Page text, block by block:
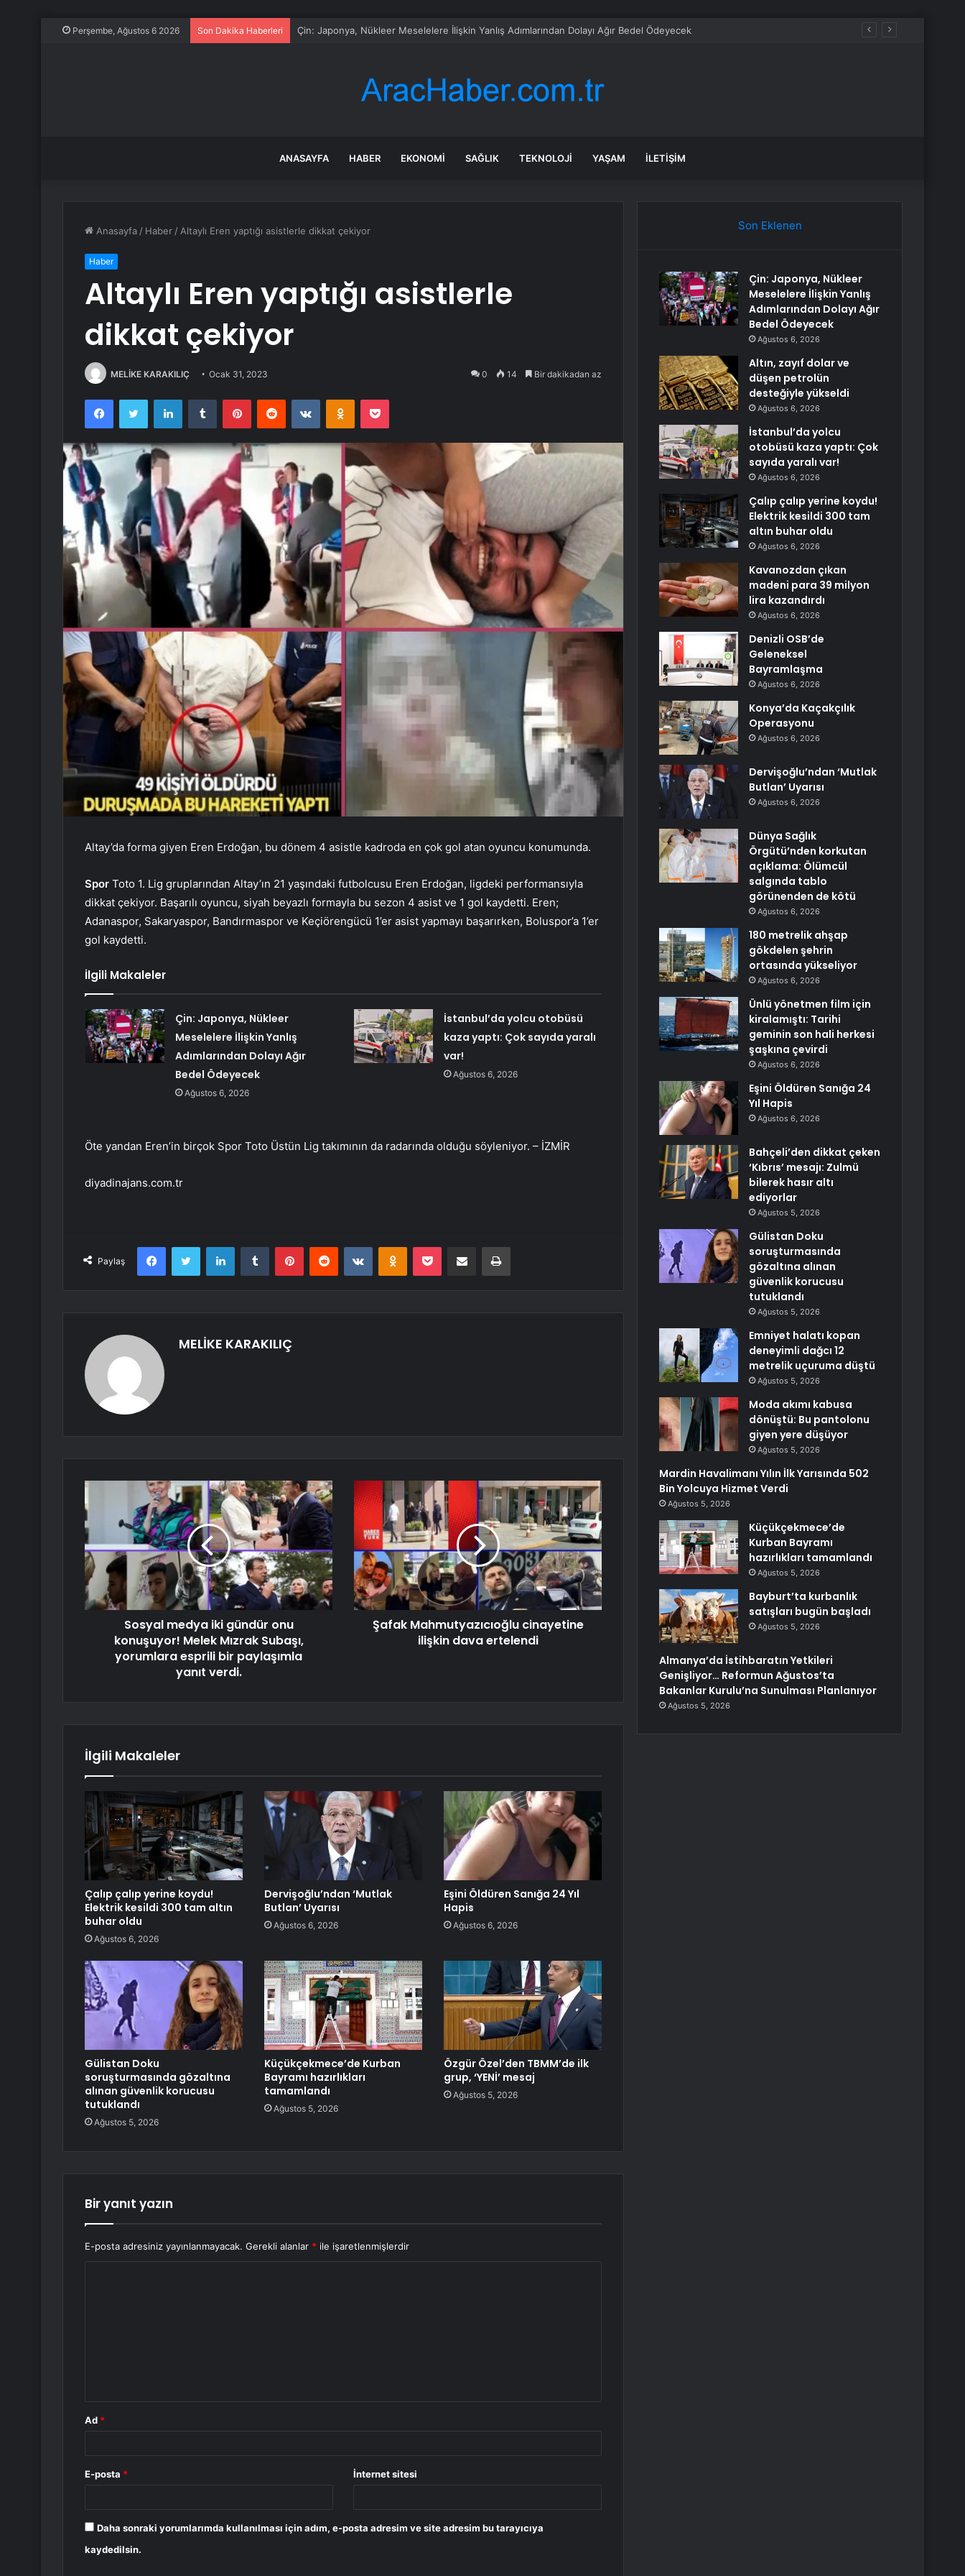
Perşembe, Ağustos 6 2026 Son Dakika Haberleri Altın, zayıf dolar ve düşen petrolün desteğiyle yükseldi
ANASAYFA HABER EKONOMI SAĞLIK TEKNOLOJI YAŞAM İLETIŞIM
Anasayfa / Haber / Altaylı Eren yaptığı asistlerle dikkat çekiyor
Haber
Altaylı Eren yaptığı asistlerle
dikkat çekiyor
MELİKE KARAKILIÇ Ocak 31, 2023 0 14 Bir dakikadan az
FacebookTwitter LinkedInTumblr PinterestReddit VKontakteOdnoklassniki
Pocket
Altay’da forma giyen Eren Erdoğan, bu dönem 4 asistle kadroda en çok gol atan oyuncu konumunda.
Spor Toto 1. Lig gruplarından Altay’ın 21 yaşındaki futbolcusu Eren Erdoğan, ligdeki performansıyla
dikkat çekiyor. Başarılı oyuncu, siyah beyazlı formayla bu sezon 4 asist ve 1 gol kaydetti. Eren;
Adanaspor, Sakaryaspor, Bandırmaspor ve Keçiörengücü 1’er asist yapmayı başarırken, Boluspor’a 1’er
gol kaydetti.
İlgili Makaleler
Çin: Japonya, Nükleer
Meselelere İlişkin Yanlış
Adımlarından Dolayı Ağır
Bedel Ödeyecek
Ağustos 6, 2026
İstanbul’da yolcu otobüsü
kaza yaptı: Çok sayıda yaralı
var!
Ağustos 6, 2026
Öte yandan Eren’in birçok Spor Toto Üstün Lig takımının da radarında olduğu söyleniyor. – İZMİR
diyadinajans.com.tr
Paylaş
FacebookTwitter LinkedInTumblr PinterestReddit VKontakteOdnoklassniki
Pocket E-Posta ile paylaş Yazdır
MELİKE KARAKILIÇ
Sosyal medya iki gündür onu
konuşuyor! Melek Mızrak Subaşı,
yorumlara esprili bir paylaşımla
yanıt verdi.
Şafak Mahmutyazıcıoğlu cinayetine
ilişkin dava ertelendi
İlgili Makaleler
Çalıp çalıp yerine koydu!
Elektrik kesildi 300 tam altın
buhar oldu
Ağustos 6, 2026
Dervişoğlu’ndan ‘Mutlak
Butlan’ Uyarısı
Ağustos 6, 2026
Eşini Öldüren Sanığa 24 Yıl
Hapis
Ağustos 6, 2026
Gülistan Doku
soruşturmasında gözaltına
alınan güvenlik korucusu
tutuklandı
Ağustos 5, 2026
Küçükçekmece’de Kurban
Bayramı hazırlıkları
tamamlandı
Ağustos 5, 2026
Özgür Özel’den TBMM’de ilk
grup, ‘YENİ’ mesaj
Ağustos 5, 2026
Bir yanıt yazın
E-posta adresiniz yayınlanmayacak. Gerekli alanlar * ile işaretlenmişlerdir
Ad *
E-posta * İnternet sitesi
Daha sonraki yorumlarımda kullanılması için adım, e-posta adresim ve site adresim bu tarayıcıya
kaydedilsin.
Son Eklenen
Çin: Japonya, Nükleer
Meselelere İlişkin Yanlış
Adımlarından Dolayı Ağır
Bedel Ödeyecek
Ağustos 6, 2026
Altın, zayıf dolar ve
düşen petrolün
desteğiyle yükseldi
Ağustos 6, 2026
İstanbul’da yolcu
otobüsü kaza yaptı: Çok
sayıda yaralı var!
Ağustos 6, 2026
Çalıp çalıp yerine koydu!
Elektrik kesildi 300 tam
altın buhar oldu
Ağustos 6, 2026
Kavanozdan çıkan
madeni para 39 milyon
lira kazandırdı
Ağustos 6, 2026
Denizli OSB’de
Geleneksel
Bayramlaşma
Ağustos 6, 2026
Konya’da Kaçakçılık
Operasyonu
Ağustos 6, 2026
Dervişoğlu’ndan ‘Mutlak
Butlan’ Uyarısı
Ağustos 6, 2026
Dünya Sağlık
Örgütü’nden korkutan
açıklama: Ölümcül
salgında tablo
görünenden de kötü
Ağustos 6, 2026
180 metrelik ahşap
gökdelen şehrin
ortasında yükseliyor
Ağustos 6, 2026
Ünlü yönetmen film için
kiralamıştı: Tarihi
geminin son hali herkesi
şaşkına çevirdi
Ağustos 6, 2026
Eşini Öldüren Sanığa 24
Yıl Hapis
Ağustos 6, 2026
Bahçeli’den dikkat çeken
‘Kıbrıs’ mesajı: Zulmü
bilerek hasır altı
ediyorlar
Ağustos 5, 2026
Gülistan Doku
soruşturmasında
gözaltına alınan
güvenlik korucusu
tutuklandı
Ağustos 5, 2026
Emniyet halatı kopan
deneyimli dağcı 12
metrelik uçuruma düştü
Ağustos 5, 2026
Moda akımı kabusa
dönüştü: Bu pantolonu
giyen yere düşüyor
Ağustos 5, 2026
Mardin Havalimanı Yılın İlk Yarısında 502
Bin Yolcuya Hizmet Verdi
Ağustos 5, 2026
Küçükçekmece’de
Kurban Bayramı
hazırlıkları tamamlandı
Ağustos 5, 2026
Bayburt’ta kurbanlık
satışları bugün başladı
Ağustos 5, 2026
Almanya’da İstihbaratın Yetkileri
Genişliyor… Reformun Ağustos’ta
Bakanlar Kurulu’na Sunulması Planlanıyor
Ağustos 5, 2026